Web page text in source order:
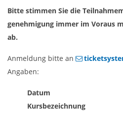
Bitte stimmen Sie die
genehmigung immer im Voraus
ab.
Anmeldung bitte an
Angaben:
Datum
Kursbezeichnung